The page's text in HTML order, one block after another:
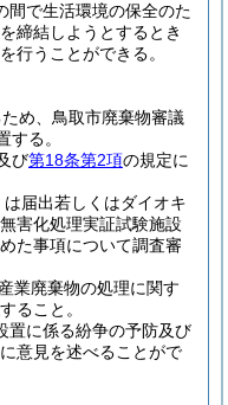
間で生活環境の保全のた
締結しようとするとき
行うことができる。
め、鳥取市廃棄物審議
する。
び第18条第2項の規定に
届出若しくはダイオキ
害化処理実証試験施設
た事項について調査審
業廃棄物の処理に関す
ること。
置に係る紛争の予防及び
意見を述べることがで